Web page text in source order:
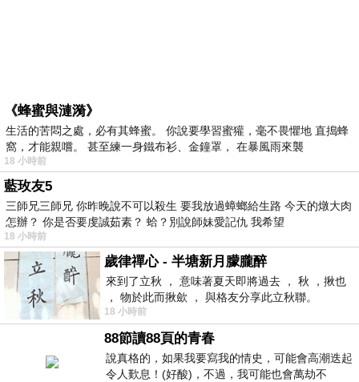
《蜂蜜與漣漪》
生活的苦悶之處，必有其蜂蜜。 你說要學習蜜獾，毫不畏懼地 直搗蜂
窩，才能親嚐。 甚至練一身鐵布衫、金鐘罩， 在暴風雨來襲
18 小時前
藍玫友5
三師兄三師兄 你昨晚說不可以殺生 要我放過蟑螂給生路 今天的燉大肉
怎辦？ 你是否要虔誠茹素？ 蛤？別說師妹愛記仇 我希望
18 小時前
歲律禪心 - 半塘新月朦朧醉
來到了立秋 ， 意味著夏天即將過去 ， 秋 ，揪也
， 物於此而揪歛 ， 與格友分享此立秋聯。
18 小時前
88節讀88頁的青春
說真格的，如果我要寫我的情史，可能會高潮迭起
令人歎息！(好酸)，不過，我可能也會萬劫不